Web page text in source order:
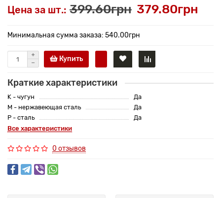
Цена за шт.: 399.60грн 379.80грн
Минимальная сумма заказа: 540.00грн
Купить
Краткие характеристики
K - чугун
Да
M - нержавеющая сталь
Да
P - сталь
Да
Все характеристики
0 отзывов